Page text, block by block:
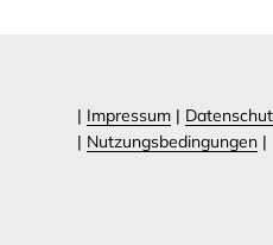
| Impressum |
| Nutzungsbedingungen |